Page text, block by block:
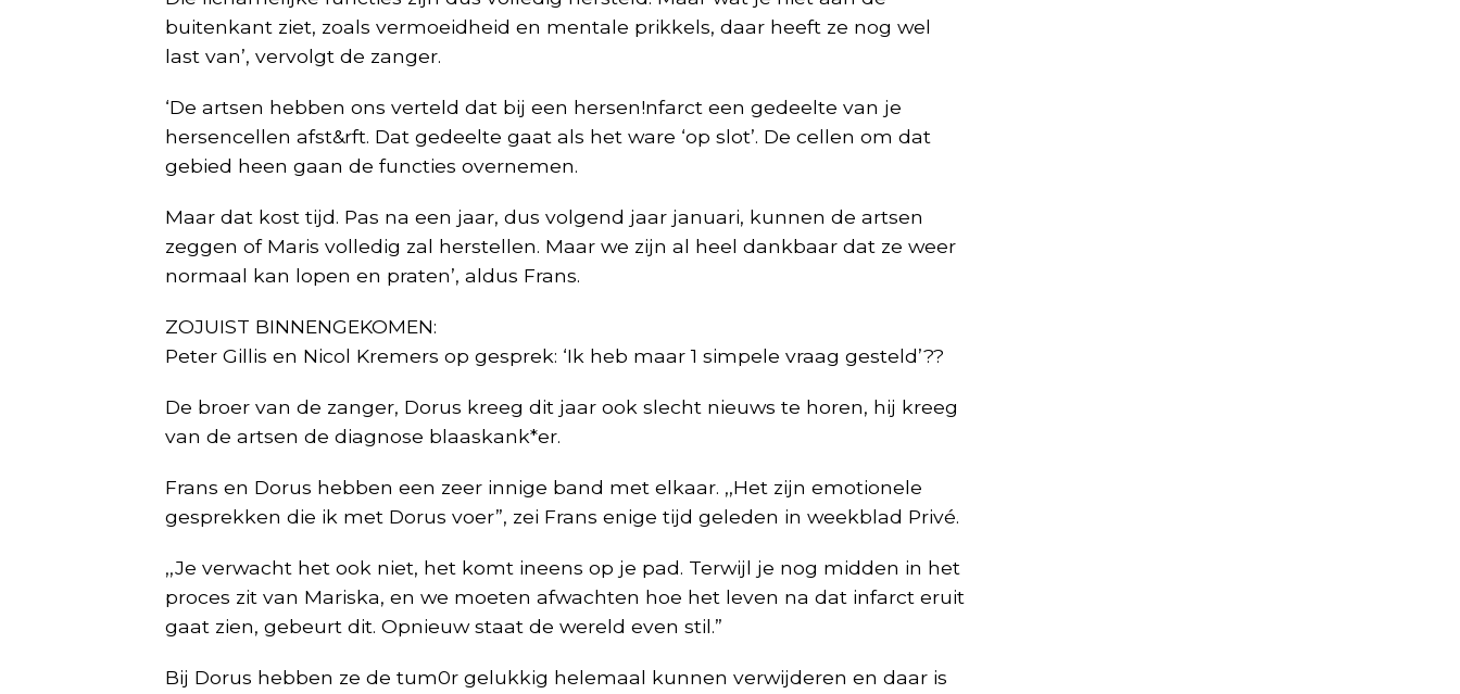
buitenkant ziet, zoals vermoeidheid en mentale prikkels, daar heeft ze nog wel
last van’, vervolgt de zanger.
‘De artsen hebben ons verteld dat bij een hersen!nfarct een gedeelte van je
hersencellen afst&rft. Dat gedeelte gaat als het ware ‘op slot’. De cellen om dat
gebied heen gaan de functies overnemen.
Maar dat kost tijd. Pas na een jaar, dus volgend jaar januari, kunnen de artsen
zeggen of Maris volledig zal herstellen. Maar we zijn al heel dankbaar dat ze weer
normaal kan lopen en praten’, aldus Frans.
ZOJUIST BINNENGEKOMEN:
Peter Gillis en Nicol Kremers op gesprek: ‘Ik heb maar 1 simpele vraag gesteld’??
De broer van de zanger, Dorus kreeg dit jaar ook slecht nieuws te horen, hij kreeg
van de artsen de diagnose blaaskank*er.
Frans en Dorus hebben een zeer innige band met elkaar. ,,Het zijn emotionele
gesprekken die ik met Dorus voer”, zei Frans enige tijd geleden in weekblad Privé.
,,Je verwacht het ook niet, het komt ineens op je pad. Terwijl je nog midden in het
proces zit van Mariska, en we moeten afwachten hoe het leven na dat infarct eruit
gaat zien, gebeurt dit. Opnieuw staat de wereld even stil.”
Bij Dorus hebben ze de tum0r gelukkig helemaal kunnen verwijderen en daar is